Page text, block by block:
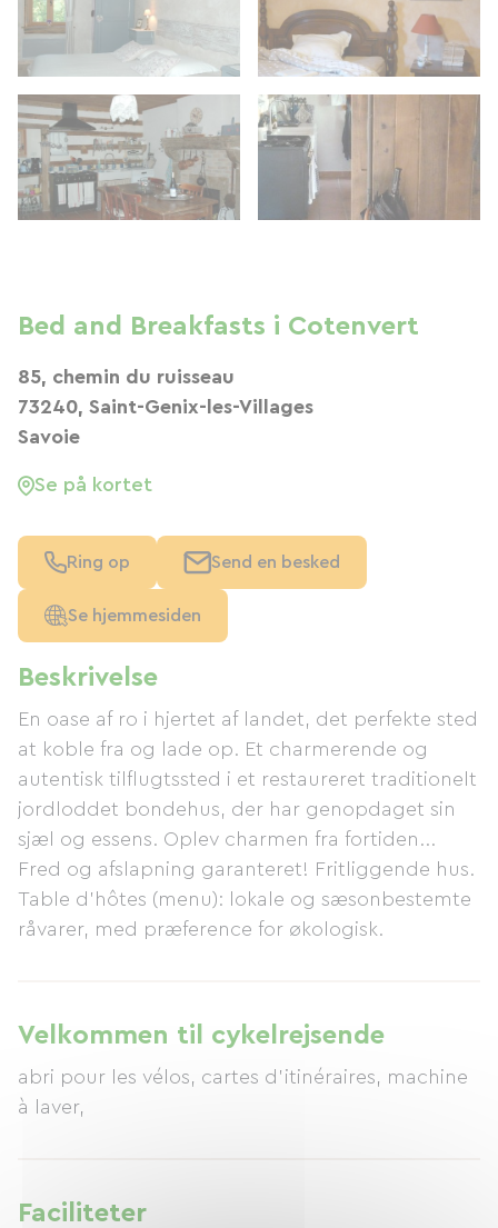
Beskrivelse
En oase af ro i hjertet af landet, det perfekte sted
at koble fra og lade op. Et charmerende og
autentisk tilflugtssted i et restaureret traditionelt
jordloddet bondehus, der har genopdaget sin
sjæl og essens. Oplev charmen fra fortiden...
Fred og afslapning garanteret! Fritliggende hus.
Table d'hôtes (menu): lokale og sæsonbestemte
råvarer, med præference for økologisk.
Velkommen til cykelrejsende
abri pour les vélos, cartes d'itinéraires, machine
à laver,
Faciliteter
Bed and Breakfasts i Cotenvert
85, chemin du ruisseau
73240, Saint-Genix-les-Villages
Savoie
Se på kortet
Ring op Send en besked
Se hjemmesiden